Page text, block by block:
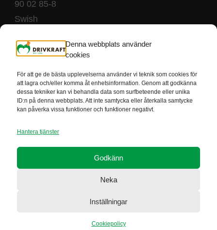
Denna webbplats använder
cookies
För att ge de bästa upplevelserna använder vi teknik som cookies för
att lagra och/eller komma åt enhetsinformation. Genom att godkänna
dessa tekniker kan vi behandla data som surfbeteende eller unika
ID:n på denna webbplats. Att inte samtycka eller återkalla samtycke
kan påverka vissa funktioner och funktioner negativt.
Hantera tjänster
Godkänn
Neka
Inställningar
Cookiepolicy
90 02 85-8
Swish
Drivkraft är godkända av Svensk insamlings kontroll som 90-konto
innehavare. Detta innebär att minst 75% av det du ger går till vårt
ändamål.